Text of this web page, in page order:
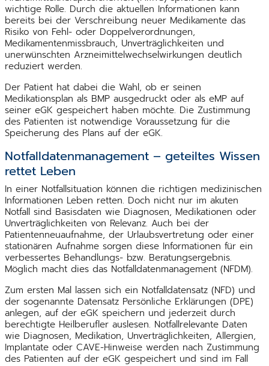
wichtige Rolle. Durch die aktuellen Informationen kann
bereits bei der Verschreibung neuer Medikamente das
Risiko von Fehl- oder Doppelverordnungen,
Medikamentenmissbrauch, Unverträglichkeiten und
unerwünschten Arzneimittelwechselwirkungen deutlich
reduziert werden.
Der Patient hat dabei die Wahl, ob er seinen
Medikationsplan als BMP ausgedruckt oder als eMP auf
seiner eGK gespeichert haben möchte. Die Zustimmung
des Patienten ist notwendige Voraussetzung für die
Speicherung des Plans auf der eGK.
Notfalldatenmanagement – geteiltes Wissen
rettet Leben
In einer Notfallsituation können die richtigen medizinischen
Informationen Leben retten. Doch nicht nur im akuten
Notfall sind Basisdaten wie Diagnosen, Medikationen oder
Unverträglichkeiten von Relevanz. Auch bei der
Patientenneuaufnahme, der Urlaubsvertretung oder einer
stationären Aufnahme sorgen diese Informationen für ein
verbessertes Behandlungs- bzw. Beratungsergebnis.
Möglich macht dies das Notfalldatenmanagement (NFDM).
Zum ersten Mal lassen sich ein Notfalldatensatz (NFD) und
der sogenannte Datensatz Persönliche Erklärungen (DPE)
anlegen, auf der eGK speichern und jederzeit durch
berechtigte Heilberufler auslesen. Notfallrelevante Daten
wie Diagnosen, Medikation, Unverträglichkeiten, Allergien,
Implantate oder CAVE-Hinweise werden nach Zustimmung
des Patienten auf der eGK gespeichert und sind im Fall